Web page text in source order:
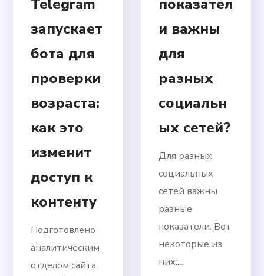
Telegram
запускает
бота для
проверки
возраста:
как это
изменит
доступ к
контенту
Подготовлено
аналитическим
отделом сайта
показател
и важны
для
разных
социальн
ых сетей?
Для разных
социальных
сетей важны
разные
показатели. Вот
некоторые из
них:...